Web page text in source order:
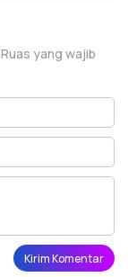
Ruas yang wajib